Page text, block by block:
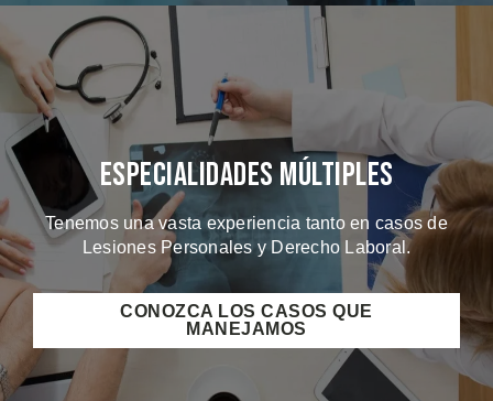
Especialidades Múltiples
Tenemos una vasta experiencia tanto en casos de
Lesiones Personales y Derecho Laboral.
CONOZCA LOS CASOS QUE
MANEJAMOS